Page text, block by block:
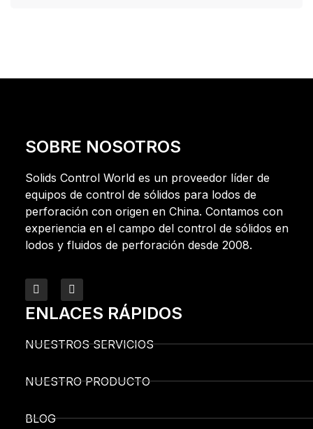
SOBRE NOSOTROS
Solids Control World es un proveedor líder de
equipos de control de sólidos para lodos de
perforación con origen en China. Contamos con
experiencia en el campo del control de sólidos en
lodos y fluidos de perforación desde 2008.
ENLACES RÁPIDOS
NUESTROS SERVICIOS
NUESTRO PRODUCTO
BLOG